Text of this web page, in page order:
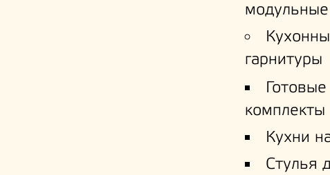
модульные
гарнитуры
Готовые
комплекты
Кухни
Стулья